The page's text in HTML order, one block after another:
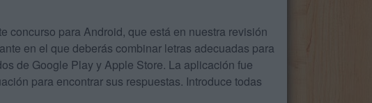
concurso para Android, que está en nuestra revisión
en el que deberás combinar letras adecuadas para
de Google Play y Apple Store. La aplicación fue
para encontrar sus respuestas. Introduce todas